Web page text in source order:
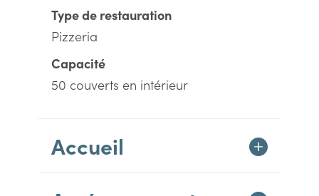
Type de restauration
Pizzeria
Capacité
50 couverts en intérieur
Accueil